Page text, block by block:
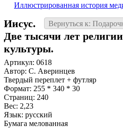
Иллюстрированная история
Вернуться к:
Иисус.
Две тысячи лет
культуры.
Артикул: 0618
Автор: С. Аверинцев
Твердый переплет + футляр
Формат: 255 * 340 * 30
Страниц: 240
Вес: 2,23
Язык: русский
Бумага мелованная